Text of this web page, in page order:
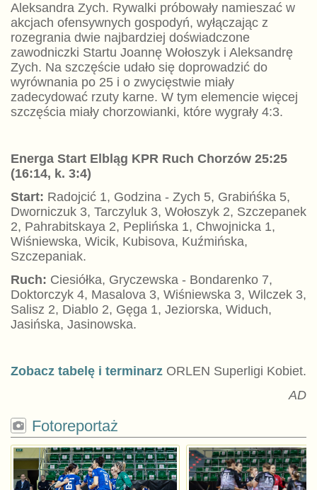
Aleksandra Zych. Rywalki próbowały namieszać w
akcjach ofensywnych gospodyń, wyłączając z
rozegrania dwie najbardziej doświadczone
zawodniczki Startu Joannę Wołoszyk i Aleksandrę
Zych. Na szczęście udało się doprowadzić do
wyrównania po 25 i o zwycięstwie miały
zadecydować rzuty karne. W tym elemencie więcej
szczęścia miały chorzowianki, które wygrały 4:3.
Energa Start Elbląg KPR Ruch Chorzów 25:25
(16:14, k. 3:4)
Start: Radojcić 1, Godzina - Zych 5, Grabińśka 5,
Dworniczuk 3, Tarczyluk 3, Wołoszyk 2, Szczepanek
2, Pahrabitskaya 2, Peplińska 1, Chwojnicka 1,
Wiśniewska, Wicik, Kubisova, Kuźmińska,
Szczepaniak.
Ruch: Ciesiółka, Gryczewska - Bondarenko 7,
Doktorczyk 4, Masalova 3, Wiśniewska 3, Wilczek 3,
Salisz 2, Diablo 2, Gęga 1, Jeziorska, Widuch,
Jasińska, Jasinowska.
Zobacz tabelę i terminarz ORLEN Superligi Kobiet.
AD
Fotoreportaż